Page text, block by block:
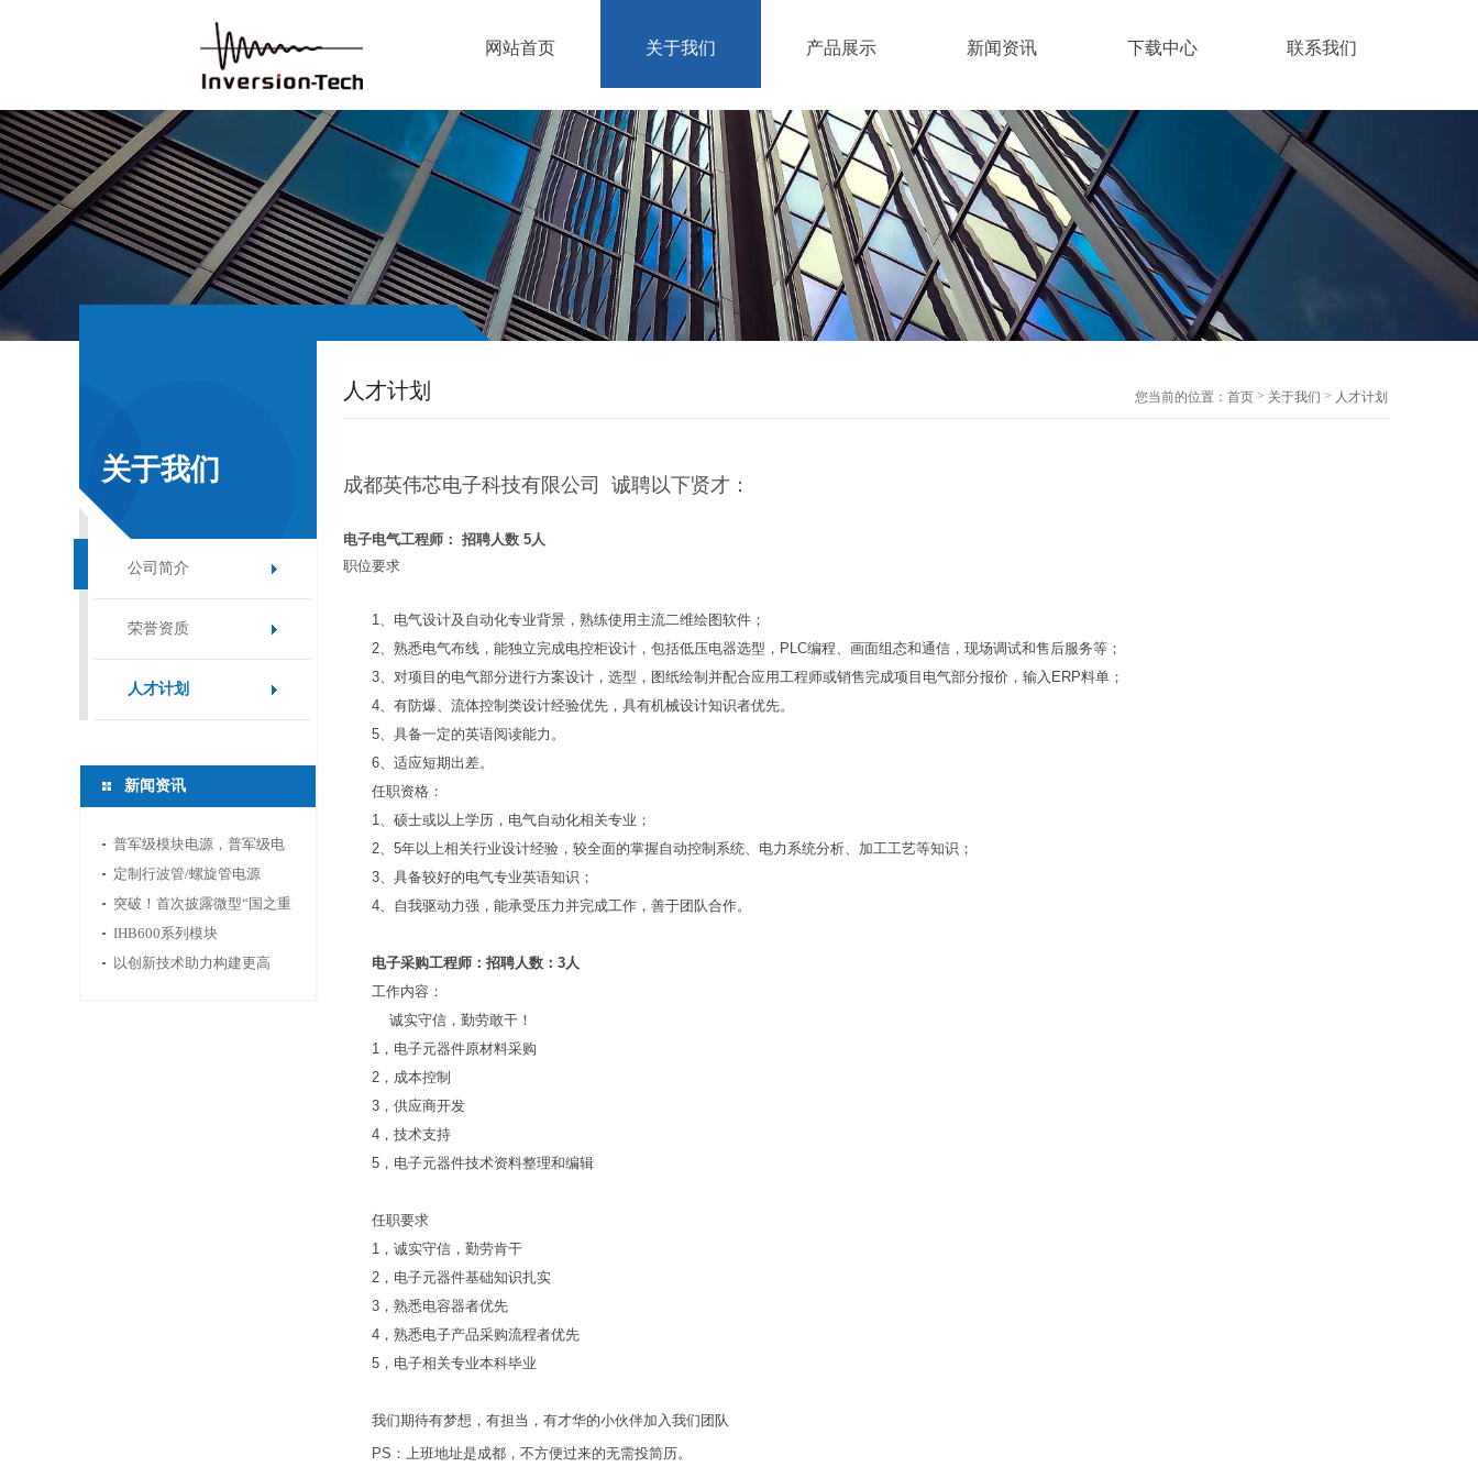
网站首页 关于我们 产品展示 新闻资讯 下载中心 联系我们
合作伙伴
关于我们
公司简介
荣誉资质
人才计划
新闻资讯
普军级模块电源，普军级电
源模块，DC/DC模块电源，
产品选型手册下载
定制行波管/螺旋管电源
50W~300KW行波管功放电
源产品
突破！首次披露微型“国之重
器”，超级能量心脏将开启空
战新篇？
IHB600系列模块
以创新技术助力构建更高
人才计划 您当前的位置： 首页 > 关于我们 > 人才计划
成都英伟芯电子科技有限公司 诚聘以下贤才：
电子电气工程师： 招聘人数 5人
职位要求
1、电气设计及自动化专业背景，熟练使用主流二维绘图软件；
2、熟悉电气布线，能独立完成电控柜设计，包括低压电器选型，PLC编程、画面组态和通信，现场调试和售后服务等；
3、对项目的电气部分进行方案设计，选型，图纸绘制并配合应用工程师或销售完成项目电气部分报价，输入ERP料单；
4、有防爆、流体控制类设计经验优先，具有机械设计知识者优先。
5、具备一定的英语阅读能力。
6、适应短期出差。
任职资格：
1、硕士或以上学历，电气自动化相关专业；
2、5年以上相关行业设计经验，较全面的掌握自动控制系统、电力系统分析、加工工艺等知识；
3、具备较好的电气专业英语知识；
4、自我驱动力强，能承受压力并完成工作，善于团队合作。
电子采购工程师：招聘人数：3人
工作内容：
诚实守信，勤劳敢干！
1，电子元器件原材料采购
2，成本控制
3，供应商开发
4，技术支持
5，电子元器件技术资料整理和编辑
任职要求
1，诚实守信，勤劳肯干
2，电子元器件基础知识扎实
3，熟悉电容器者优先
4，熟悉电子产品采购流程者优先
5，电子相关专业本科毕业
我们期待有梦想，有担当，有才华的小伙伴加入我们团队
PS：
上班地址是成都， 不方便过来的无需投简历。